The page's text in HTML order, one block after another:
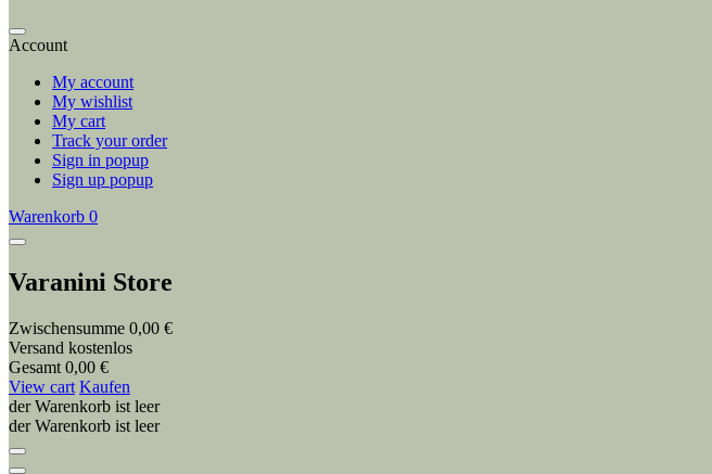
Account
My account
My wishlist
My cart
Track your order
Sign in popup
Sign up popup
Warenkorb 0
Varanini Store
Zwischensumme 0,00 €
Versand kostenlos
Gesamt 0,00 €
View cart Kaufen
der Warenkorb ist leer
der Warenkorb ist leer